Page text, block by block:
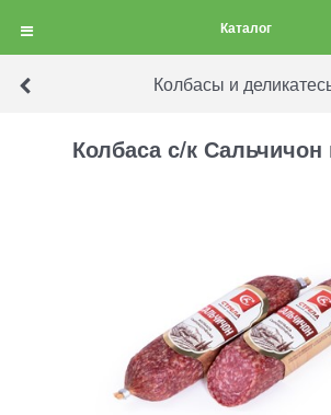
Каталог
Колбасы и
Колбаса с/к Сальчичон